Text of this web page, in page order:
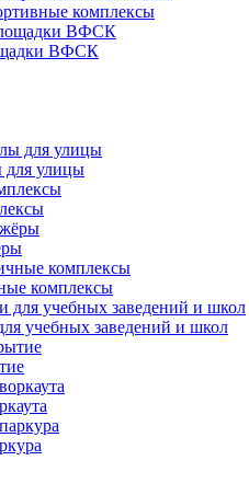
комплексы
ВФСК
для улицы
комплексы
учебных заведений и школ